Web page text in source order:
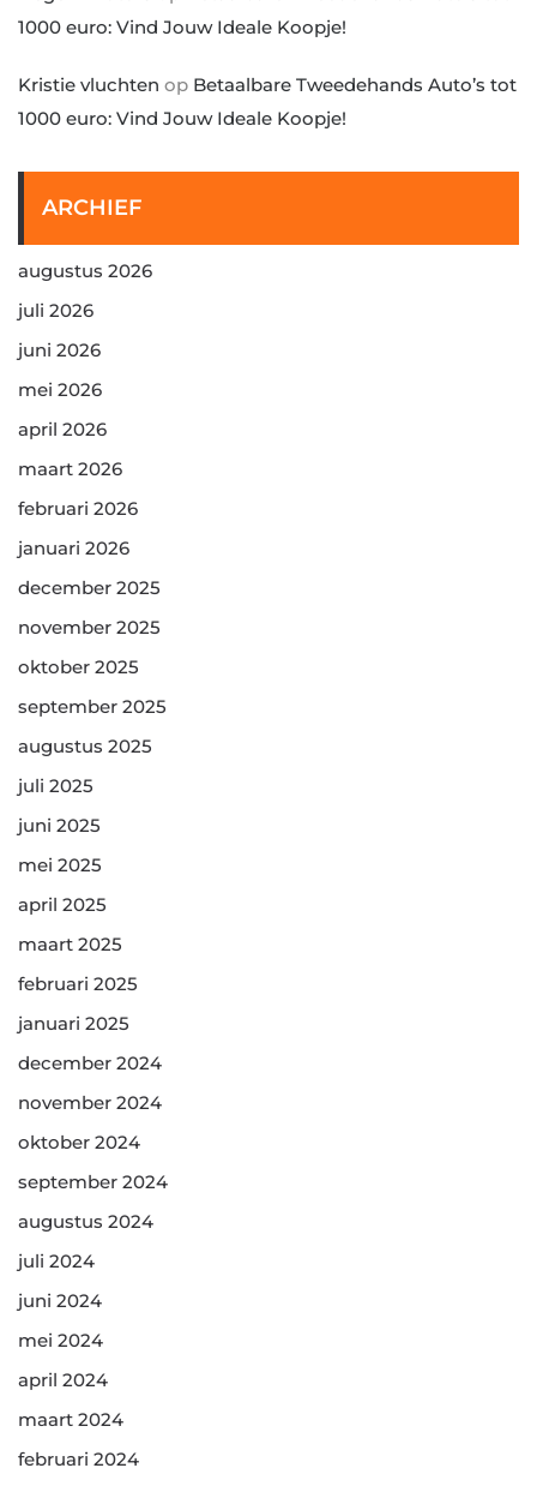
1000 euro: Vind Jouw Ideale Koopje!
Kristie vluchten op Betaalbare Tweedehands Auto’s tot
1000 euro: Vind Jouw Ideale Koopje!
ARCHIEF
augustus 2026
juli 2026
juni 2026
mei 2026
april 2026
maart 2026
februari 2026
januari 2026
december 2025
november 2025
oktober 2025
september 2025
augustus 2025
juli 2025
juni 2025
mei 2025
april 2025
maart 2025
februari 2025
januari 2025
december 2024
november 2024
oktober 2024
september 2024
augustus 2024
juli 2024
juni 2024
mei 2024
april 2024
maart 2024
februari 2024